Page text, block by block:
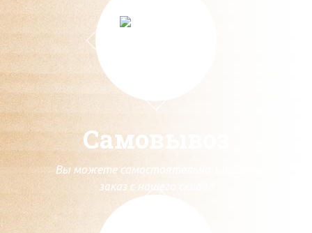
Самовывоз
Вы можете самостоятельно забрать
заказ с нашего склада